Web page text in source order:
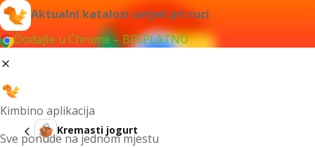
Aktualni katalozi uvijek pri ruci
Dodajte u Chrome – BESPLATNO
Kimbino aplikacija
Sve ponude na jednom mjestu
Kremasti jogurt